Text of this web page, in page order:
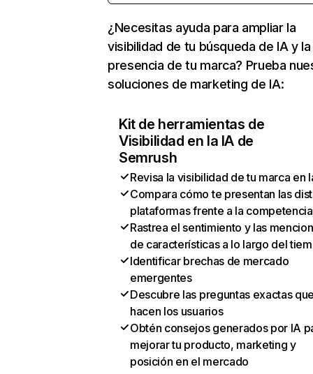
¿Necesitas ayuda para ampliar la
visibilidad de tu búsqueda de IA y la
presencia de tu marca? Prueba
soluciones de marketing de IA:
Kit de herramientas de
Visibilidad en la IA de
Semrush
Revisa la visibilidad de tu marca en
Compara cómo te presentan las
plataformas frente a la competencia
Rastrea el sentimiento y las
de características a lo largo del
Identificar brechas de mercado
emergentes
Descubre las preguntas exactas
hacen los usuarios
Obtén consejos generados por IA
mejorar tu producto, marketing y
posición en el mercado